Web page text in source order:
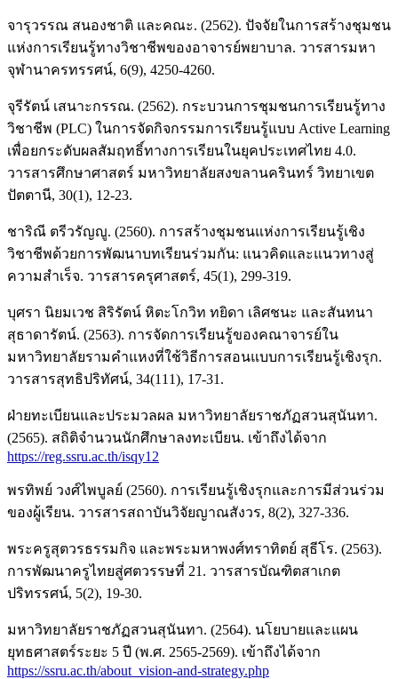
จารุวรรณ สนองชาติ และคณะ. (2562). ปัจจัยในการสร้างชุมชน
แห่งการเรียนรู้ทางวิชาชีพของอาจารย์พยาบาล. วารสารมหา
จุฬานาครทรรศน์, 6(9), 4250-4260.
จุรีรัตน์ เสนาะกรรณ. (2562). กระบวนการชุมชนการเรียนรู้ทาง
วิชาชีพ (PLC) ในการจัดกิจกรรมการเรียนรู้แบบ Active Learning
เพื่อยกระดับผลสัมฤทธิ์ทางการเรียนในยุคประเทศไทย 4.0.
วารสารศึกษาศาสตร์ มหาวิทยาลัยสงขลานครินทร์ วิทยาเขต
ปัตตานี, 30(1), 12-23.
ชาริณี ตรีวรัญญู. (2560). การสร้างชุมชนแห่งการเรียนรู้เชิง
วิชาชีพด้วยการพัฒนาบทเรียนร่วมกัน: แนวคิดและแนวทางสู่
ความสำเร็จ. วารสารครุศาสตร์, 45(1), 299-319.
บุศรา นิยมเวช สิริรัตน์ หิตะโกวิท ทยิดา เลิศชนะ และสันทนา
สุธาดารัตน์. (2563). การจัดการเรียนรู้ของคณาจารย์ใน
มหาวิทยาลัยรามคำแหงที่ใช้วิธีการสอนแบบการเรียนรู้เชิงรุก.
วารสารสุทธิปริทัศน์, 34(111), 17-31.
ฝ่ายทะเบียนและประมวลผล มหาวิทยาลัยราชภัฏสวนสุนันทา.
(2565). สถิติจำนวนนักศึกษาลงทะเบียน. เข้าถึงได้จาก
https://reg.ssru.ac.th/isqy12
พรทิพย์ วงศ์ไพบูลย์ (2560). การเรียนรู้เชิงรุกและการมีส่วนร่วม
ของผู้เรียน. วารสารสถาบันวิจัยญาณสังวร, 8(2), 327-336.
พระครูสุตวรธรรมกิจ และพระมหาพงศ์ทราทิตย์ สุธีโร. (2563).
การพัฒนาครูไทยสู่ศตวรรษที่ 21. วารสารบัณฑิตสาเกต
ปริทรรศน์, 5(2), 19-30.
มหาวิทยาลัยราชภัฏสวนสุนันทา. (2564). นโยบายและแผน
ยุทธศาสตร์ระยะ 5 ปี (พ.ศ. 2565-2569). เข้าถึงได้จาก
https://ssru.ac.th/about_vision-and-strategy.php